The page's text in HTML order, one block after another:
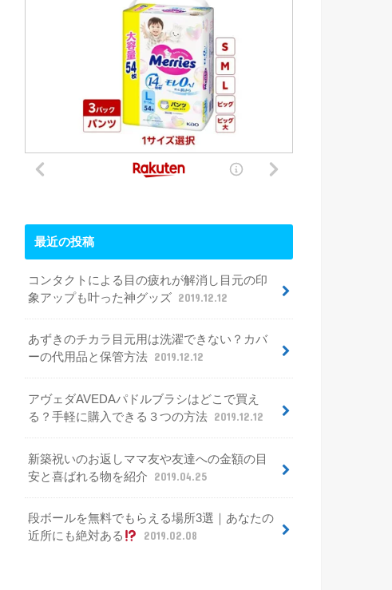
最近の投稿
コンタクトによる目の疲れが解消し目元の印
象アップも叶った神グッズ 2019.12.12
あずきのチカラ目元用は洗濯できない？カバ
ーの代用品と保管方法 2019.12.12
アヴェダAVEDAパドルブラシはどこで買え
る？手軽に購入できる３つの方法 2019.12.12
新築祝いのお返しママ友や友達への金額の目
安と喜ばれる物を紹介
2019.04.25
段ボールを無料でもらえる場所3選｜あなたの
近所にも絶対ある
2019.02.08